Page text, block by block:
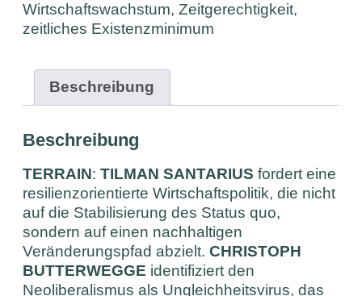
Wirtschaftswachstum,Zeitgerechtigkeit,
zeitliches Existenzminimum
Beschreibung
Beschreibung
TERRAIN:TILMAN SANTARIUS fordert eine
resilienzorientierte Wirtschaftspolitik, die nicht
auf die Stabilisierung des Status quo,
sondern auf einen nachhaltigen
Veränderungspfad abzielt.CHRISTOPH
BUTTERWEGGE identifiziert den
Neoliberalismus als Ungleichheitsvirus, das